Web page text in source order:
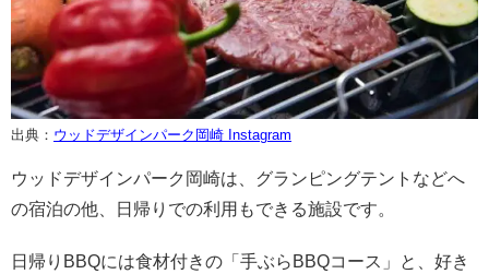
出典： ウッドデザインパーク岡崎 Instagram
ウッドデザインパーク岡崎は、グランピングテントなどへ
の宿泊の他、日帰りでの利用もできる施設です。
日帰りBBQには食材付きの「手ぶらBBQコース」と、好き